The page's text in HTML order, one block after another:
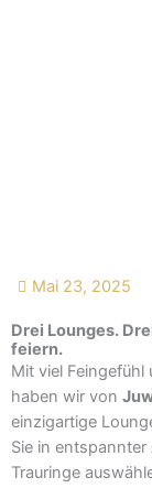
Neue
Mai 23, 2025
Drei Lounges.
feiern.
Mit viel
haben wir von
einzigartige
Sie in
Trauringe